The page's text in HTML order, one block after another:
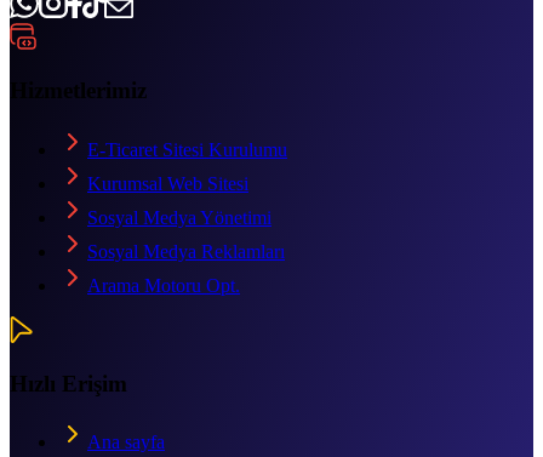
Hizmetlerimiz
E-Ticaret Sitesi Kurulumu
Kurumsal Web Sitesi
Sosyal Medya Yönetimi
Sosyal Medya Reklamları
Arama Motoru Opt.
Hızlı Erişim
Ana sayfa